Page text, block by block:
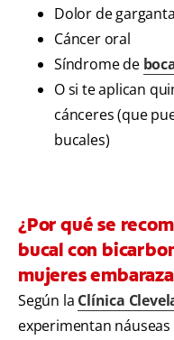
Dolor de garganta
Cáncer oral
Síndrome de
O si te aplican
cánceres (que
bucales)
¿Por qué se
bucal con
mujeres
Según la Clínica
experimentan